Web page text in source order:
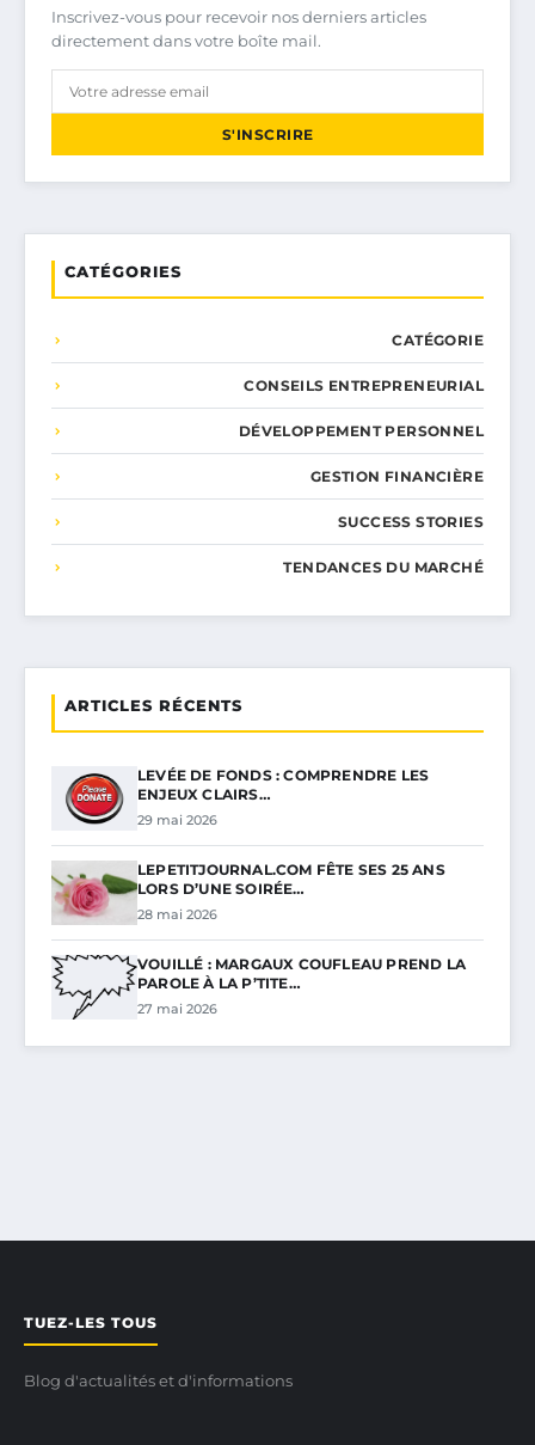
Inscrivez-vous pour recevoir nos derniers articles
directement dans votre boîte mail.
S'INSCRIRE
CATÉGORIES
CATÉGORIE
CONSEILS ENTREPRENEURIAL
DÉVELOPPEMENT PERSONNEL
GESTION FINANCIÈRE
SUCCESS STORIES
TENDANCES DU MARCHÉ
ARTICLES RÉCENTS
LEVÉE DE FONDS : COMPRENDRE LES
ENJEUX CLAIRS…
29 mai 2026
LEPETITJOURNAL.COM FÊTE SES 25 ANS
LORS D’UNE SOIRÉE…
28 mai 2026
VOUILLÉ : MARGAUX COUFLEAU PREND LA
PAROLE À LA P’TITE…
27 mai 2026
TUEZ-LES TOUS
Blog d'actualités et d'informations